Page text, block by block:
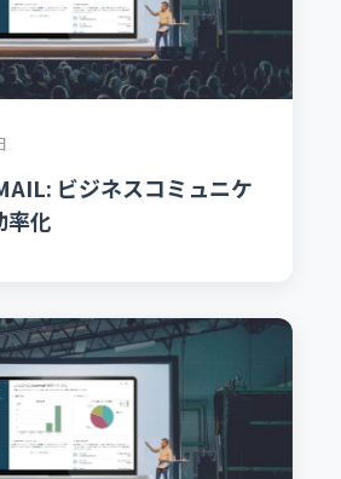
ビジネスコミュニケ
率化